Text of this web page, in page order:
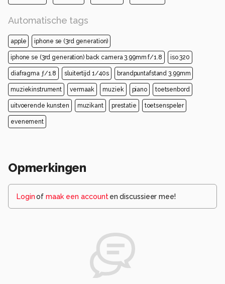
Automatische tags
apple iphone se (3rd generation)
iphone se (3rd generation) back camera 3.99mm f/1.8 iso 320
diafragma ƒ/1.8 sluitertijd 1/40s brandpuntafstand 3.99mm
muziekinstrument vermaak muziek piano toetsenbord
uitvoerende kunsten muzikant prestatie toetsenspeler
evenement
Opmerkingen
Loginof maak een account en discussieer mee!